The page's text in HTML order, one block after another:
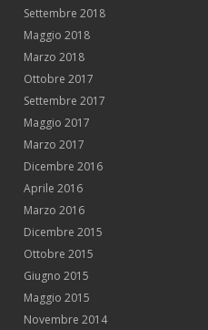
Settembre 2018
Maggio 2018
Marzo 2018
Ottobre 2017
Settembre 2017
Maggio 2017
Marzo 2017
Dicembre 2016
Aprile 2016
Marzo 2016
Dicembre 2015
Ottobre 2015
Giugno 2015
Maggio 2015
Novembre 2014